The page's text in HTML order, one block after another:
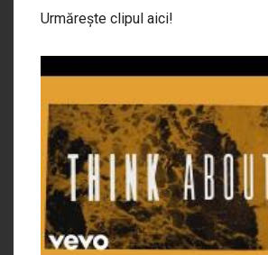
Urmărește clipul aici!